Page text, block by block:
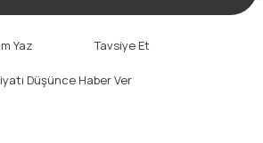
Yaz Tavsiye Et
Düşünce Haber Ver